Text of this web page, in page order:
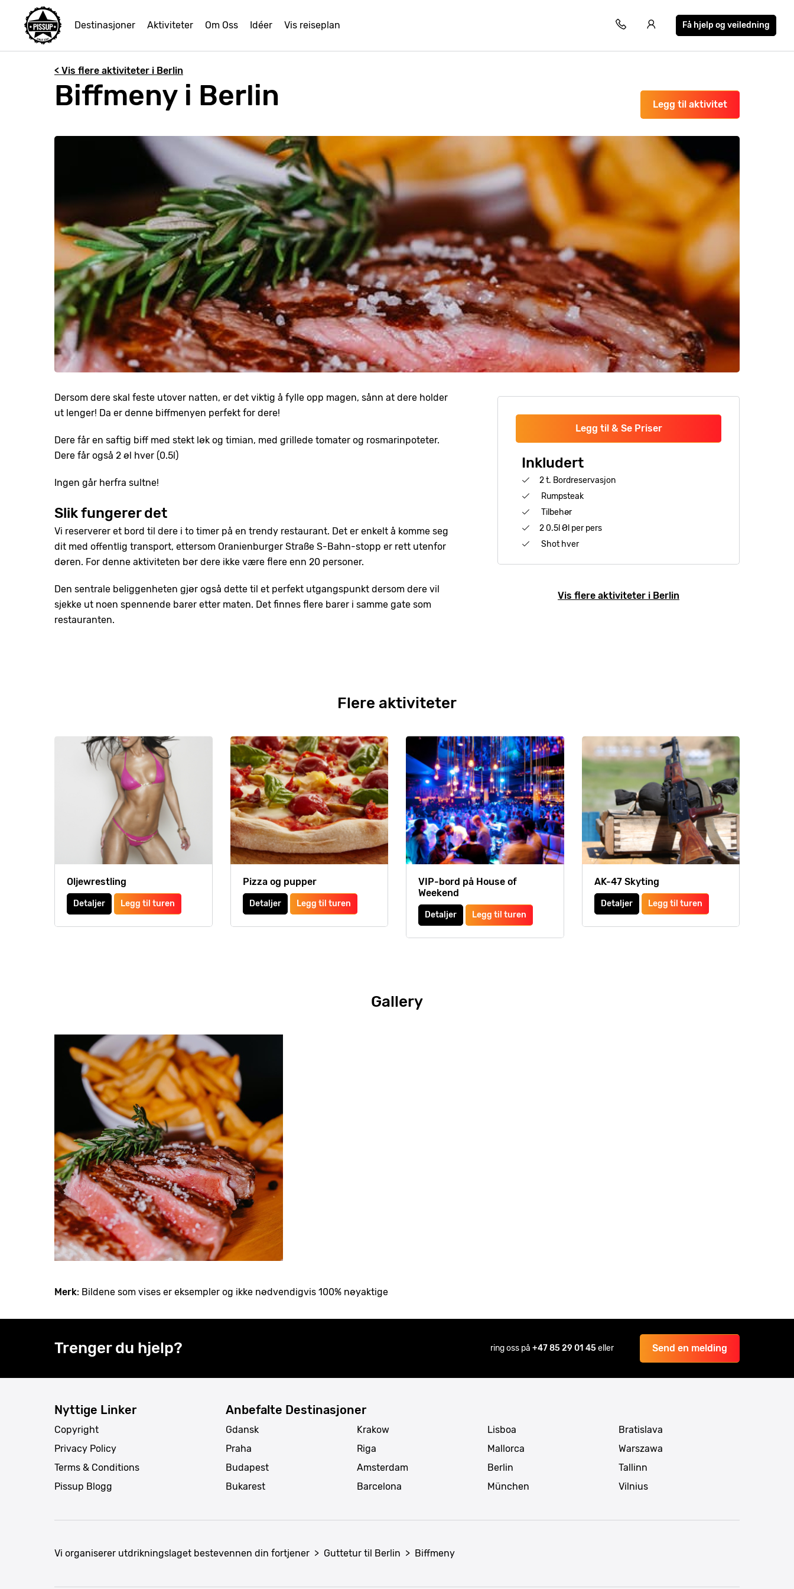
Destinasjoner Aktiviteter Om Oss Idéer Vis reiseplan Få hjelp og veiledning
< Vis flere aktiviteter i Berlin
Legg til aktivitet
Biffmeny i Berlin
Legg til & Se Priser
Inkludert
2 t. Bordreservasjon
Rumpsteak
Tilbehør
2 0.5l Øl per pers
Shot hver
Vis flere aktiviteter i Berlin
Dersom dere skal feste utover natten, er det viktig å fylle opp magen, sånn at dere holder
ut lenger! Da er denne biffmenyen perfekt for dere!
Dere får en saftig biff med stekt løk og timian, med grillede tomater og rosmarinpoteter.
Dere får også 2 øl hver (0.5l)
Ingen går herfra sultne!
Slik fungerer det
Vi reserverer et bord til dere i to timer på en trendy restaurant. Det er enkelt å komme seg
dit med offentlig transport, ettersom Oranienburger Straße S-Bahn-stopp er rett utenfor
døren. For denne aktiviteten bør dere ikke være flere enn 20 personer.
Den sentrale beliggenheten gjør også dette til et perfekt utgangspunkt dersom dere vil
sjekke ut noen spennende barer etter maten. Det finnes flere barer i samme gate som
restauranten.
Flere aktiviteter
Oljewrestling
Detaljer Legg til turen
Pizza og pupper
Detaljer Legg til turen
VIP-bord på House of
Weekend
Detaljer Legg til turen
AK-47 Skyting
Detaljer Legg til turen
Gallery
Merk: Bildene som vises er eksempler og ikke nødvendigvis 100% nøyaktige
Trenger du hjelp? ring oss på +47 85 29 01 45eller Send en melding
Nyttige Linker
Copyright
Privacy Policy
Terms & Conditions
Pissup Blogg
Anbefalte Destinasjoner
Gdansk
Praha
Budapest
Bukarest
Krakow
Riga
Amsterdam
Barcelona
Lisboa
Mallorca
Berlin
München
Bratislava
Warszawa
Tallinn
Vilnius
Vi organiserer utdrikningslaget bestevennen din fortjener > Guttetur til Berlin > Biffmeny